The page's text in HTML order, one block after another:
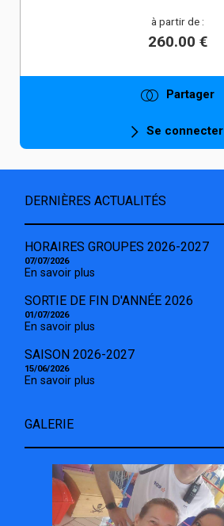
à partir de :
260.00 €
Partager
Se connecter
DERNIÈRES ACTUALITÉS
HORAIRES GROUPES 2026-2027
07/07/2026
En savoir plus
SORTIE DE FIN D'ANNÉE 2026
01/07/2026
En savoir plus
SAISON 2026-2027
15/06/2026
En savoir plus
GALERIE